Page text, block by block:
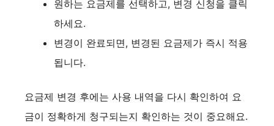
원하는 요금제를 선택하고, 변경 신청을 클릭
하세요.
변경이 완료되면, 변경된 요금제가 즉시 적용
됩니다.
요금제 변경 후에는 사용 내역을 다시 확인하여 요
금이 정확하게 청구되는지 확인하는 것이 중요해요.